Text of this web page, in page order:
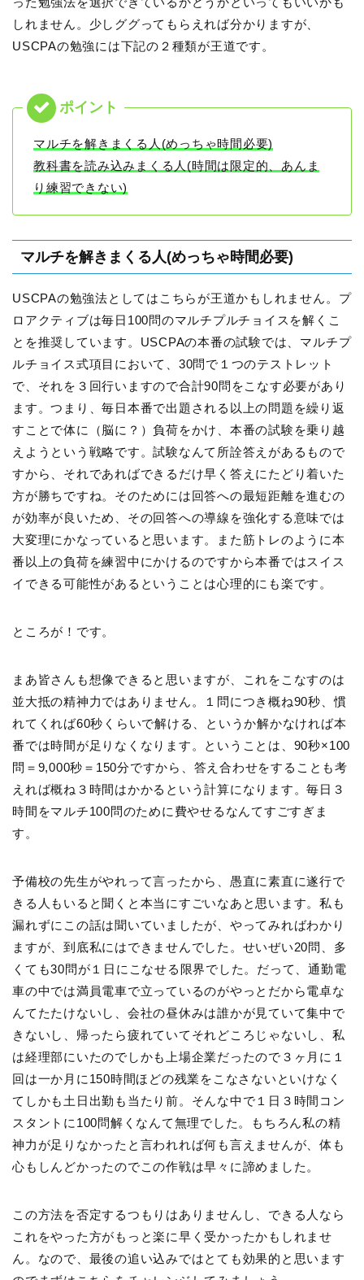
しれません。少しググってもらえれば分かりますが、
USCPAの勉強には下記の２種類が王道です。
マルチを解きまくる人(めっちゃ時間必要)
教科書を読み込みまくる人(時間は限定的、あんま
り練習できない)
マルチを解きまくる人(めっちゃ時間必要)
USCPAの勉強法としてはこちらが王道かもしれません。プ
ロアクティブは毎日100問のマルチプルチョイスを解くこ
とを推奨しています。USCPAの本番の試験では、マルチプ
ルチョイス式項目において、30問で１つのテストレット
で、それを３回行いますので合計90問をこなす必要があり
ます。つまり、毎日本番で出題される以上の問題を繰り返
すことで体に（脳に？）負荷をかけ、本番の試験を乗り越
えようという戦略です。試験なんて所詮答えがあるもので
すから、それであればできるだけ早く答えにたどり着いた
方が勝ちですね。そのためには回答への最短距離を進むの
が効率が良いため、その回答への導線を強化する意味では
大変理にかなっていると思います。また筋トレのように本
番以上の負荷を練習中にかけるのですから本番ではスイス
イできる可能性があるということは心理的にも楽です。
ところが！です。
まあ皆さんも想像できると思いますが、これをこなすのは
並大抵の精神力ではありません。１問につき概ね90秒、慣
れてくれば60秒くらいで解ける、というか解かなければ本
番では時間が足りなくなります。ということは、90秒×100
問＝9,000秒＝150分ですから、答え合わせをすることも考
えれば概ね３時間はかかるという計算になります。毎日３
時間をマルチ100問のために費やせるなんてすごすぎま
す。
予備校の先生がやれって言ったから、愚直に素直に遂行で
きる人もいると聞くと本当にすごいなあと思います。私も
漏れずにこの話は聞いていましたが、やってみればわかり
ますが、到底私にはできませんでした。せいぜい20問、多
くても30問が１日にこなせる限界でした。だって、通勤電
車の中では満員電車で立っているのがやっとだから電卓な
んてたたけないし、会社の昼休みは誰かが見ていて集中で
きないし、帰ったら疲れていてそれどころじゃないし、私
は経理部にいたのでしかも上場企業だったので３ヶ月に１
回は一か月に150時間ほどの残業をこなさないといけなく
てしかも土日出勤も当たり前。そんな中で１日３時間コン
スタントに100問解くなんて無理でした。もちろん私の精
神力が足りなかったと言われれば何も言えませんが、体も
心もしんどかったのでこの作戦は早々に諦めました。
この方法を否定するつもりはありませんし、できる人なら
これをやった方がもっと楽に早く受かったかもしれませ
ん。なので、最後の追い込みではとても効果的と思います